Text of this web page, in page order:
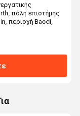
πόλη επιστήμης
περιοχή Baodi,